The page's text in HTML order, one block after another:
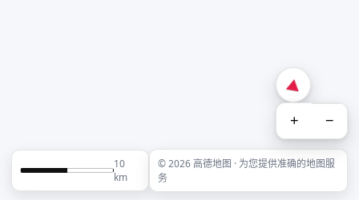
+ −
10
km
© 2026 高德地图 · 为您提供准确的地图服
务